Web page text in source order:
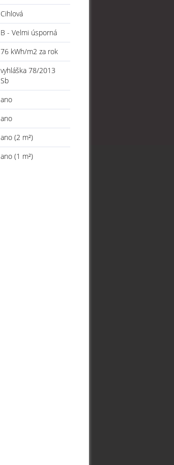
Cihlová
B - Velmi úsporná
76 kWh/m2 za rok
vyhláška 78/2013
Sb
ano
ano
ano (2 m²)
ano (1 m²)